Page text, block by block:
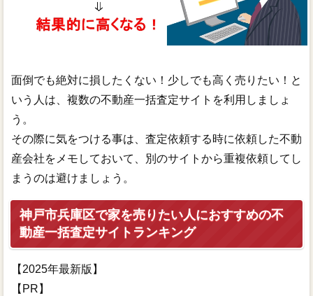
面倒でも絶対に損したくない！少しでも高く売りたい！と
いう人は、複数の不動産一括査定サイトを利用しましょ
う。
その際に気をつける事は、査定依頼する時に依頼した不動
産会社をメモしておいて、別のサイトから重複依頼してし
まうのは避けましょう。
神戸市兵庫区で家を売りたい人におすすめの不
動産一括査定サイトランキング
【2025年最新版】
【PR】